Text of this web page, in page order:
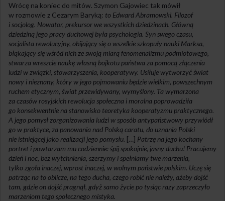
Wrócę na koniec do mitów. Szymon Gajowiec tak mówił
w rozmowie z Cezarym Baryką: to Edward Abramowski. Filozof
i socjolog. Nowator, prekursor we wszystkich dziedzinach. Główną
dziedziną jego pracy duchowej była psychologia. Syn swego czasu,
socjalista rewolucyjny, obijający się o wszelkie szkopuły nauki Marksa,
błąkający się wśród nich ze swoją miarą fenomenalizmu podmiotowego,
stwarza wreszcie naukę własną bojkotu państwa za pomocą złączenia
ludzi w związki, stowarzyszenia, kooperatywy. Usiłuje wytworzyć świat
nowy i nieznany, który w jego pojmowaniu będzie wielkim, powszechnym
ruchem etycznym, świat przewidywany, wymyślony. Ta wymarzona
za czasów rosyjskich rewolucja społeczna i moralna poprowadziła
go konsekwentnie na stanowisko teoretyka kooperatyzmu praktycznego.
A jego pomysł zorganizowania ludzi w sposób antypaństwowy przywiódł
go w praktyce, za panowania nad Polską caratu, do uznania Polski
nie istniejącej jako realizacji jego pomysłu. […] Patrzę na jego kochany
portret i powtarzam mu codziennie: śpij spokojnie, jasny duchu! Pracujemy
dzień i noc, bez wytchnienia, szerzymy i spełniamy twe marzenia,
tylko zgoła inaczej, wprost inaczej, w wolnym państwie polskim. Uczę się
patrząc na to oblicze, na tego ducha, czego robić nie należy, ażeby dojść
tam, gdzie on dojść pragnął, gdyż samo życie po tysiąc razy zaprzeczyło
marzeniom tego społecznego mistyka.